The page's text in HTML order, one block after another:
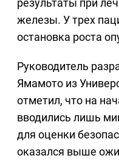
результаты при
железы. У трех
остановка роста
Руководитель
Ямамото из
отметил, что на
вводились лишь
для оценки
оказался выше